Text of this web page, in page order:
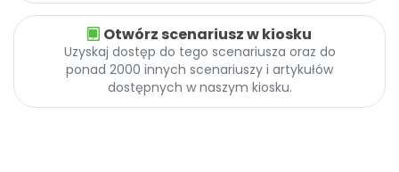
Otwórz scenariusz w kiosku
Uzyskaj dostęp do tego scenariusza oraz do
ponad 2000 innych scenariuszy i artykułów
dostępnych w naszym kiosku.